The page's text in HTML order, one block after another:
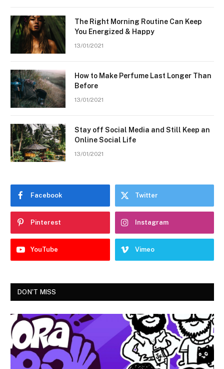
The Right Morning Routine Can Keep
You Energized & Happy
13/01/2021
How to Make Perfume Last Longer Than
Before
13/01/2021
Stay off Social Media and Still Keep an
Online Social Life
13/01/2021
Facebook Twitter
Pinterest Instagram
YouTube Vimeo
DON'T MISS